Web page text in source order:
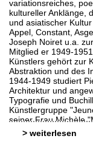
PIERRE
Poèmes a voir /
Ergebnis:
variationsreiches,
kultureller Anklänge,
und asiatischer
Appel, Constant,
Joseph Noiret u.a.
Mitglied er 1949-
Künstlers gehört zur
Abstraktion und des
1944-1949 studiert
Architektur und
Typografie und
Künstlergruppe
seiner Frau Michèle
erste
Jahre beginnt sich
>